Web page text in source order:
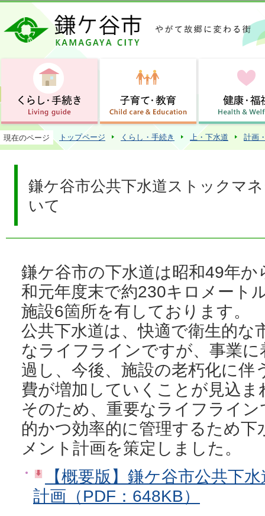
この
現在のページ トップページ くらし・手続き 上・下水道 計画
鎌ケ谷市公共下水道ストックマ
いて
鎌ケ谷市の下水道は昭和49年
和元年度末で約230キロメート
施設6箇所を有しております。
公共下水道は、快適で衛生的な
なライフラインですが、事業
過し、今後、施設の老朽化に伴
費が増加していくことが見込ま
そのため、重要なライフライ
的かつ効率的に管理するため
メント計画を策定しました。
【概要版】鎌ケ谷市公共下
計画（PDF：648KB）